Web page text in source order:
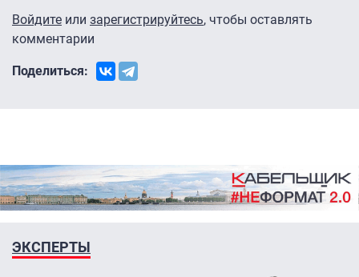
Войдите или зарегистрируйтесь, чтобы оставлять
комментарии
Поделиться:
ЭКСПЕРТЫ